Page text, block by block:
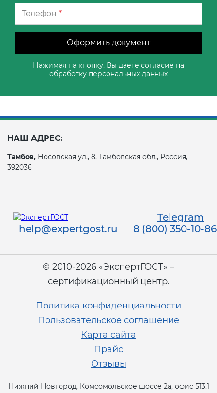
Телефон *
Оформить документ
Нажимая на кнопку, Вы даете согласие на
обработку персональных данных
НАШ АДРЕС:
Тамбов, Носовская ул., 8, Тамбовская обл., Россия,
392036
Telegram
help@expertgost.ru
8 (800) 350-10-86
© 2010-2026 «ЭкспертГОСТ» –
сертификационный центр.
Политика конфиденциальности
Пользовательское соглашение
Карта сайта
Прайс
Отзывы
Нижний Новгород, Комсомольское шоссе 2а, офис 513.1